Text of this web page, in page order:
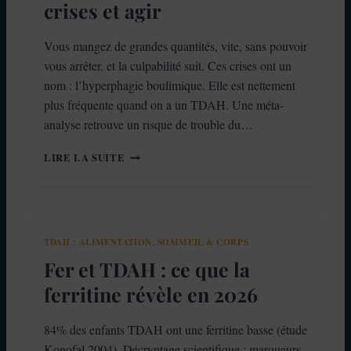
O
V
E
Z
V
O
U
R
T
crises et agir
Vous mangez de grandes quantités, vite, sans pouvoir
vous arrêter, et la culpabilité suit. Ces crises ont un
nom : l’hyperphagie boulimique. Elle est nettement
plus fréquente quand on a un TDAH. Une méta-
analyse retrouve un risque de trouble du…
LIRE LA SUITE T
H
Y
P
E
P
TDAH : ALIMENTATION, SOMMEIL & CORPS
Fer et TDAH : ce que la
ferritine révèle en 2026
84% des enfants TDAH ont une ferritine basse (étude